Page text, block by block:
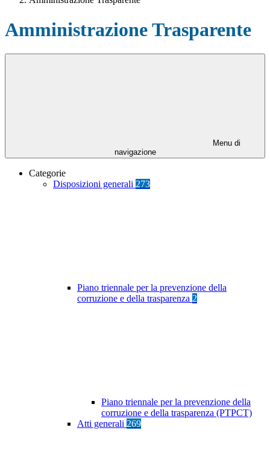
Amministrazione Trasparente
Menu di
navigazione
Categorie
Disposizioni generali 273
Piano triennale per la prevenzione della
corruzione e della trasparenza 2
Piano triennale per la prevenzione della
corruzione e della trasparenza (PTPCT)
Atti generali 269